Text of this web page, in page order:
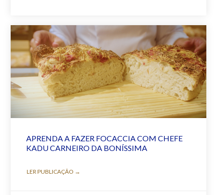
APRENDA A FAZER FOCACCIA COM CHEFE
KADU CARNEIRO DA BONÍSSIMA
LER PUBLICAÇÃO →